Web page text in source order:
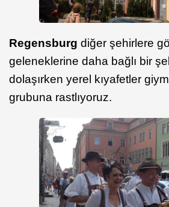
Regensburg diğer şehirlere
geleneklerine daha bağlı bir
dolaşırken yerel kıyafetler
grubuna rastlıyoruz.